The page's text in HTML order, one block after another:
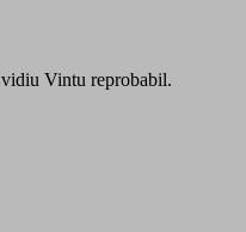
Vintu reprobabil.